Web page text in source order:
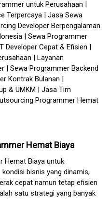
Hemat Biaya
Hemat Biaya untuk
bisnis yang dinamis,
cepat namun tetap efisien
satu strategi yang banyak